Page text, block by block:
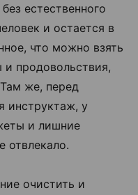
естественного
и остается в
что можно взять
продовольствия,
же, перед
инструктаж, у
и лишние
отвлекало.
очистить и